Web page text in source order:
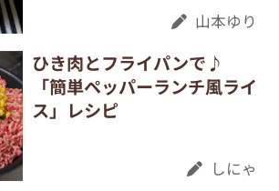
山本ゆり
ひき肉とフライパンで♪
「簡単ペッパーランチ風ライ
ス」レシピ
しにゃ